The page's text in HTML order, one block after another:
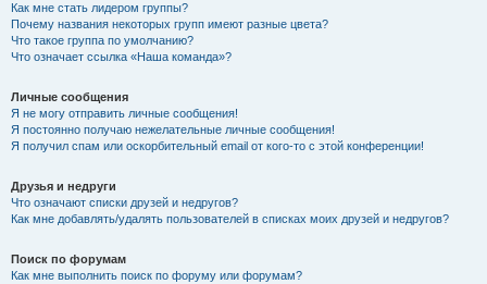
Как мне стать лидером группы?
Почему названия некоторых групп имеют разные цвета?
Что такое группа по умолчанию?
Что означает ссылка «Наша команда»?
Личные сообщения
Я не могу отправить личные сообщения!
Я постоянно получаю нежелательные личные сообщения!
Я получил спам или оскорбительный email от кого-то с этой конференции!
Друзья и недруги
Что означают списки друзей и недругов?
Как мне добавлять/удалять пользователей в списках моих друзей и недругов?
Поиск по форумам
Как мне выполнить поиск по форуму или форумам?